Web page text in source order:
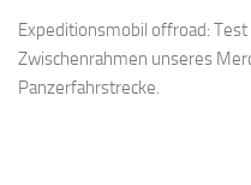
Expeditionsmobil offroad:
Zwischenrahmen unseres
Panzerfahrstrecke.